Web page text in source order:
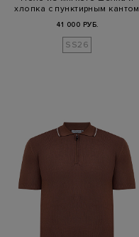
хлопка с пунктирным кантом
41 000 РУБ.
SS26